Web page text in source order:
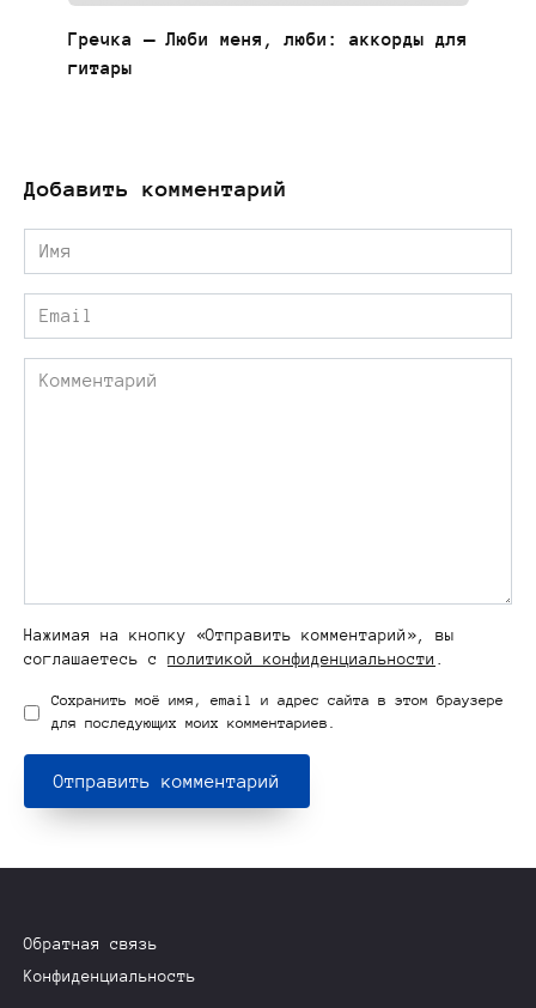
Гречка — Люби меня, люби: аккорды для
гитары
Добавить комментарий
Имя
*
Email
*
Комментарий
Нажимая на кнопку «Отправить комментарий», вы
соглашаетесь с политикой конфиденциальности
Сохранить моё имя, email и адрес сайта в этом браузере
для последующих моих комментариев.
Обратная связь
Конфиденциальность